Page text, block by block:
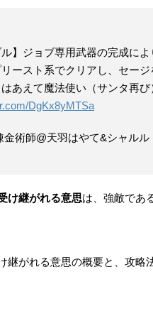
ル】ジョブ専用武器の完成に
リースト系でクリアし、セー
あえて魔法使い（サンタ再
DgKx8yMTSa
術師@天羽はやて&シャルル
け継がれる意思は、強敵であ
継がれる意思の概要と、攻略